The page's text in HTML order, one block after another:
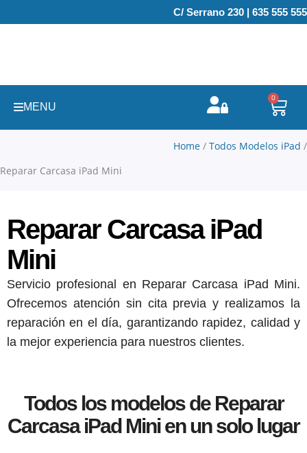
al
C/ Serrano 230 | 635 555 555
MENU
0
Home / Todos Modelos iPad /
Reparar Carcasa iPad Mini
Reparar Carcasa iPad
Mini
Servicio profesional en Reparar Carcasa iPad Mini.
Ofrecemos atención sin cita previa y realizamos la
reparación en el día, garantizando rapidez, calidad y
la mejor experiencia para nuestros clientes.
Todos los modelos de Reparar
Carcasa iPad Mini en un solo lugar